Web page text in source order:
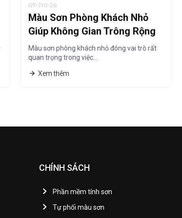
07-Th1-26
Màu Sơn Phòng Khách Nhỏ
Giúp Không Gian Trông Rộng
Hơn Năm 2026
Màu sơn phòng khách nhỏ đóng vai trò rất
quan trọng trong việc…
Xem thêm
CHÍNH SÁCH
Phần mềm tính sơn
Tự phối màu sơn